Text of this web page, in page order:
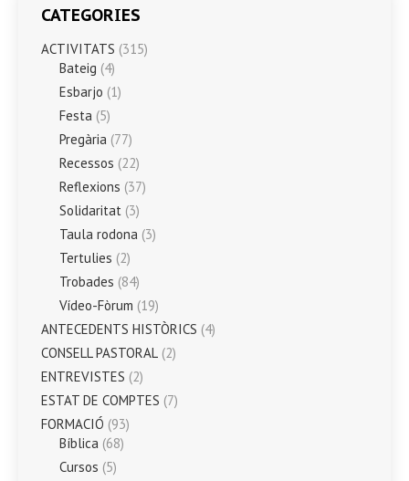
CATEGORIES
ACTIVITATS (315)
Bateig (4)
Esbarjo (1)
Festa (5)
Pregària (77)
Recessos (22)
Reflexions (37)
Solidaritat (3)
Taula rodona (3)
Tertulies (2)
Trobades (84)
Vídeo-Fòrum (19)
ANTECEDENTS HISTÒRICS (4)
CONSELL PASTORAL (2)
ENTREVISTES (2)
ESTAT DE COMPTES (7)
FORMACIÓ (93)
Bíblica (68)
Cursos (5)